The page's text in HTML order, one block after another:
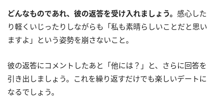
どんなものであれ、彼の返答を受け入れましょう。 感心した
り軽くいじったりしながらも「私も素晴らしいことだと思い
ますよ」という姿勢を崩さないこと。
彼の返答にコメントしたあと「他には？」と、さらに回答を
引き出しましょう。これを繰り返すだけでも楽しいデートに
なるでしょう。